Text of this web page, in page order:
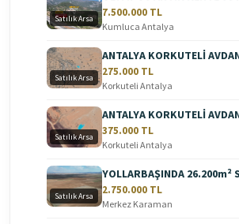
Satılık Arsa 7.500.000 TL
Kumluca Antalya
Satılık Arsa 275.000 TL
Korkuteli Antalya
Satılık Arsa 375.000 TL
Korkuteli Antalya
Satılık Arsa
YOLLARBAŞINDA 26.200m²
2.750.000 TL
Merkez Karaman